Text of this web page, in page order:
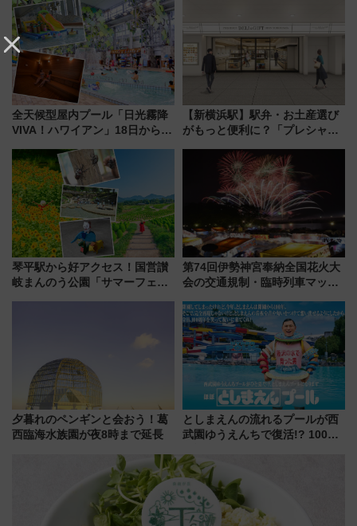
全天候型屋内プール「日光霧降
VIVA！ハワイアン」18日から営
ァミリーから大人まで幅広い世
代が一日中楽しる夏のリゾート
を楽しんで
【新横浜駅】駅弁・お土産選び
がもっと便利に？「プレシャス
ン 場所や営業時間・限定弁当
琴平駅から好アクセス！国営讃
岐まんのう公園「サマーフェス
第74回伊勢神宮奉納全国花火大
会の交通規制・臨時列車マッ
セス
夕暮れのペンギンと会おう！葛
西臨海水族園が夜8時まで延長
としまえんの流れるプールが西
武園ゆうえんちで復活!? 100周
イダー」に注目 2026年夏は所
沢へ遊びに行こう